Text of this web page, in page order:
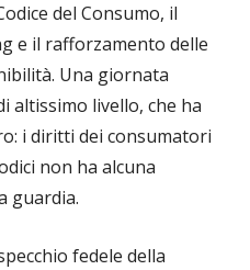
del Consumo, il
e il rafforzamento delle
Una giornata
altissimo livello, che ha
i diritti dei consumatori
non ha alcuna
guardia.
fedele della